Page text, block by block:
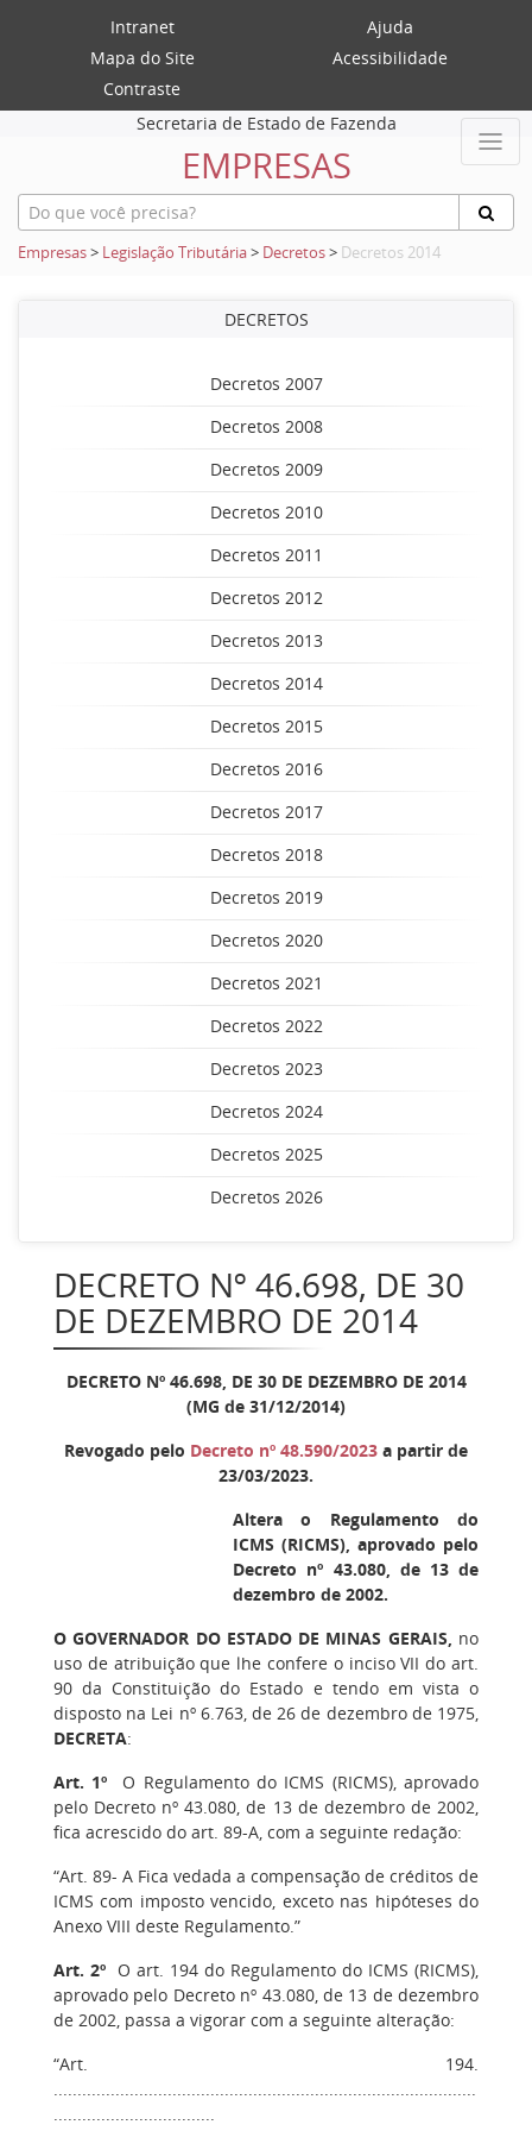
Intranet
Ajuda
Mapa do Site
Acessibilidade
Contraste
Secretaria de Estado de Fazenda
EMPRESAS
Empresas> Legislação Tributária> Decretos> Decretos 2014
DECRETOS
Decretos 2007
Decretos 2008
Decretos 2009
Decretos 2010
Decretos 2011
Decretos 2012
Decretos 2013
Decretos 2014
Decretos 2015
Decretos 2016
Decretos 2017
Decretos 2018
Decretos 2019
Decretos 2020
Decretos 2021
Decretos 2022
Decretos 2023
Decretos 2024
Decretos 2025
Decretos 2026
DECRETO Nº 46.698, DE 30
DE DEZEMBRO DE 2014
DECRETO Nº 46.698, DE 30 DE DEZEMBRO DE 2014
(MG de 31/12/2014)
Revogado pelo Decreto nº 48.590/2023 a partir de
23/03/2023.
Altera o Regulamento do
ICMS (RICMS), aprovado pelo
Decreto nº 43.080, de 13 de
dezembro de 2002.
O GOVERNADOR DO ESTADO DE MINAS GERAIS, no
uso de atribuição que lhe confere o inciso VII do art.
90 da Constituição do Estado e tendo em vista o
disposto na Lei nº 6.763, de 26 de dezembro de 1975,
DECRETA:
Art. 1º O Regulamento do ICMS (RICMS), aprovado
pelo Decreto nº 43.080, de 13 de dezembro de 2002,
fica acrescido do art. 89-A, com a seguinte redação:
“Art. 89- A Fica vedada a compensação de créditos de
ICMS com imposto vencido, exceto nas hipóteses do
Anexo VIII deste Regulamento.”
Art. 2º O art. 194 do Regulamento do ICMS (RICMS),
aprovado pelo Decreto nº 43.080, de 13 de dezembro
de 2002, passa a vigorar com a seguinte alteração:
“Art. 194.
.........................................................................................
..................................